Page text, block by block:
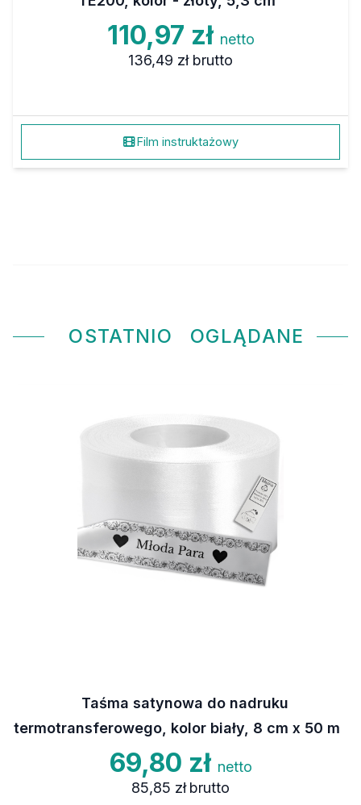
110,97 zł netto
136,49 zł brutto
Film instruktażowy
OSTATNIO OGLĄDANE
Taśma satynowa do nadruku
termotransferowego, kolor biały, 8 cm x 50 m
69,80 zł netto
85,85 zł brutto